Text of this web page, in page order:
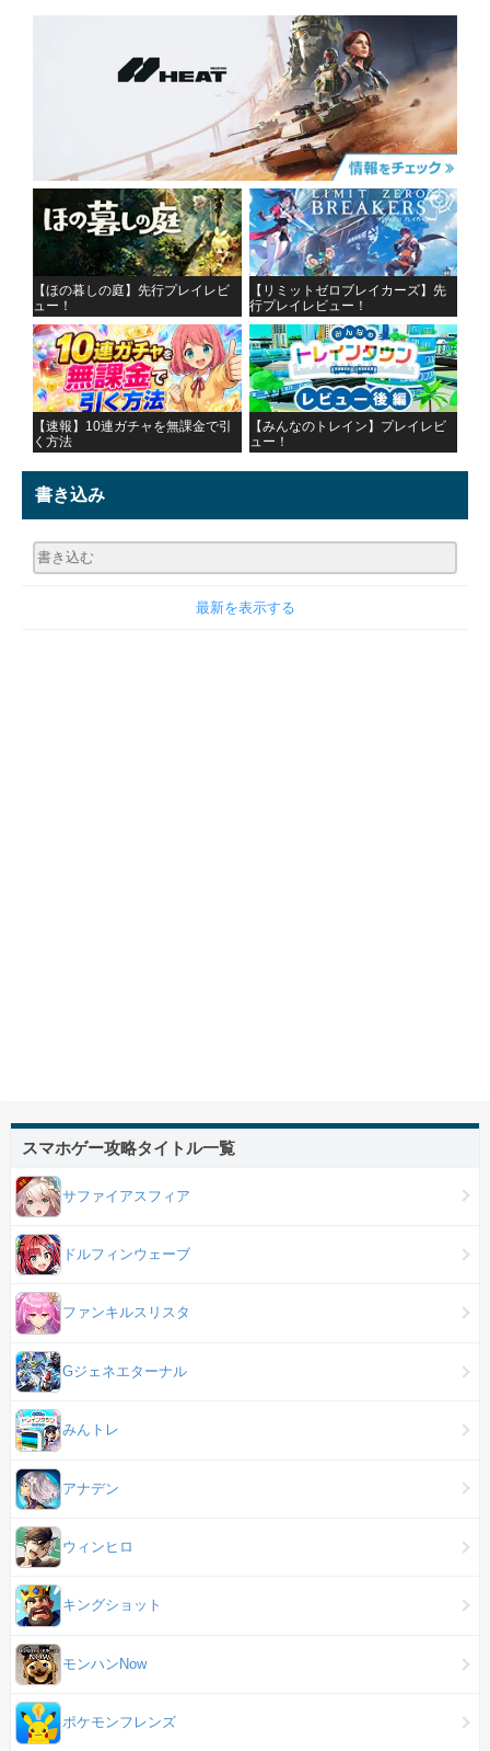
【ほの暮しの庭】先行プレイレビ
ュー！
【リミットゼロブレイカーズ】先
行プレイレビュー！
【速報】10連ガチャを無課金で引
く方法
【みんなのトレイン】プレイレビ
ュー！
書き込み
最新を表示する
スマホゲー攻略タイトル一覧
サファイアスフィア
ドルフィンウェーブ
ファンキルスリスタ
Gジェネエターナル
みんトレ
アナデン
ウィンヒロ
キングショット
モンハンNow
ポケモンフレンズ